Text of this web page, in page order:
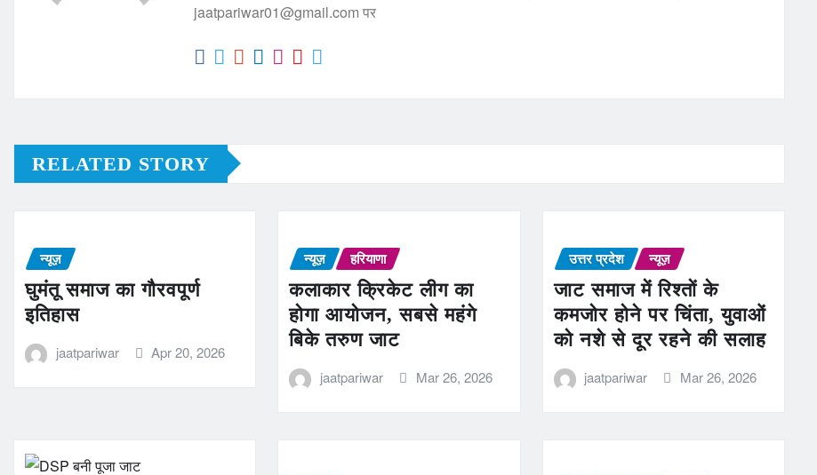
jaatpariwar01@gmail.com पर
RELATED STORY
न्यूज़
घुमंतू समाज का गौरवपूर्ण
इतिहास
jaatpariwar Apr 20, 2026
न्यूज़ हरियाणा
कलाकार क्रिकेट लीग का
होगा आयोजन, सबसे महंगे
बिके तरुण जाट
jaatpariwar Mar 26, 2026
उत्तर प्रदेश न्यूज़
जाट समाज में रिश्तों के
कमजोर होने पर चिंता, युवाओं
को नशे से दूर रहने की सलाह
jaatpariwar Mar 26, 2026